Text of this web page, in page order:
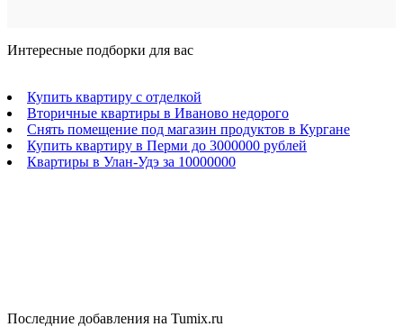
Интересные подборки для вас
Купить квартиру с отделкой
Вторичные квартиры в Иваново недорого
Снять помещение под магазин продуктов в Кургане
Купить квартиру в Перми до 3000000 рублей
Квартиры в Улан-Удэ за 10000000
Последние добавления на Tumix.ru